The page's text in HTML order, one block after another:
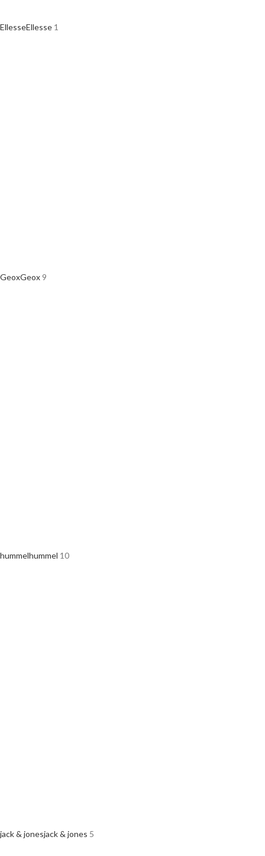
EllesseEllesse 1
GeoxGeox 9
hummelhummel 10
jack & jonesjack & jones 5